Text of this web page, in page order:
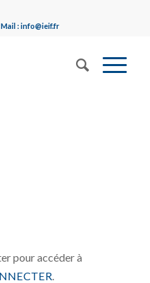
Mail : info@ieif.fr
pour accéder à